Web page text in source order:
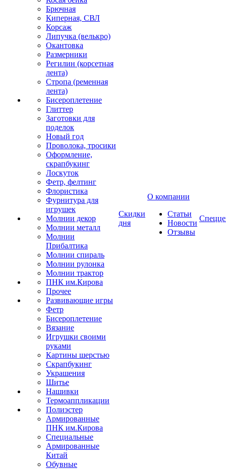
Брючная
Киперная, СВЛ
Корсаж
Липучка (велькро)
Окантовка
Размерники
Регилин (корсетная
лента)
Стропа (ременная
лента)
Бисероплетение
Глиттер
Заготовки для
поделок
Новый год
Проволока, тросики
Оформление,
скрапбукинг
Лоскуток
Фетр, фелтинг
Флористика
Фурнитура для
игрушек
Молнии декор
Молнии металл
Молнии
Прибалтика
Молнии спираль
Молнии рулонка
Молнии трактор
ПНК им.Кирова
Прочее
Развивающие игры
Фетр
Бисероплетение
Вязание
Игрушки своими
руками
Картины шерстью
Скрапбукинг
Украшения
Шитье
Нашивки
Термоаппликации
Полиэстер
Армированные
ПНК им.Кирова
Специальные
Армированные
Китай
Обувные
Скидки
дня
О компании
Статьи
Новости
Отзывы